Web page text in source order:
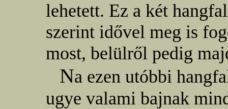
lehetett. Ez a két
szerint idővel meg is
most, belülről pedig
Na ezen utóbbi
ugye valami bajnak